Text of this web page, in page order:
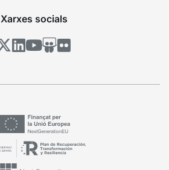
Xarxes socials